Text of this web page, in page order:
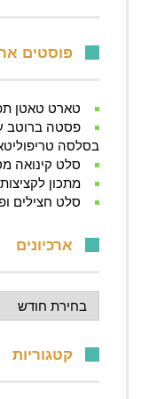
פוסטים
טארט טאטן
פסטה ברוטב
בסלסה
סלט קינואה
מתכון
סלט חצילים
ארכיונים
ארכיונים
קטגוריות